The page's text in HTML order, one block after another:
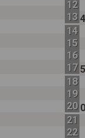
12
13
14
15
16
17
18
19
20
21
22